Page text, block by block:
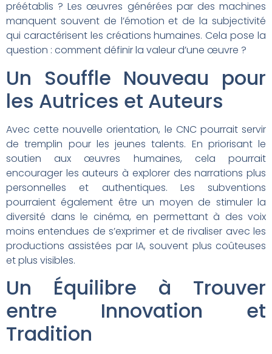
préétablis ? Les œuvres générées par des machines
manquent souvent de l’émotion et de la subjectivité
qui caractérisent les créations humaines. Cela pose la
question : comment définir la valeur d’une œuvre ?
Un Souffle Nouveau pour
les Autrices et Auteurs
Avec cette nouvelle orientation, le CNC pourrait servir
de tremplin pour les jeunes talents. En priorisant le
soutien aux œuvres humaines, cela pourrait
encourager les auteurs à explorer des narrations plus
personnelles et authentiques. Les subventions
pourraient également être un moyen de stimuler la
diversité dans le cinéma, en permettant à des voix
moins entendues de s’exprimer et de rivaliser avec les
productions assistées par IA, souvent plus coûteuses
et plus visibles.
Un Équilibre à Trouver
entre Innovation et
Tradition